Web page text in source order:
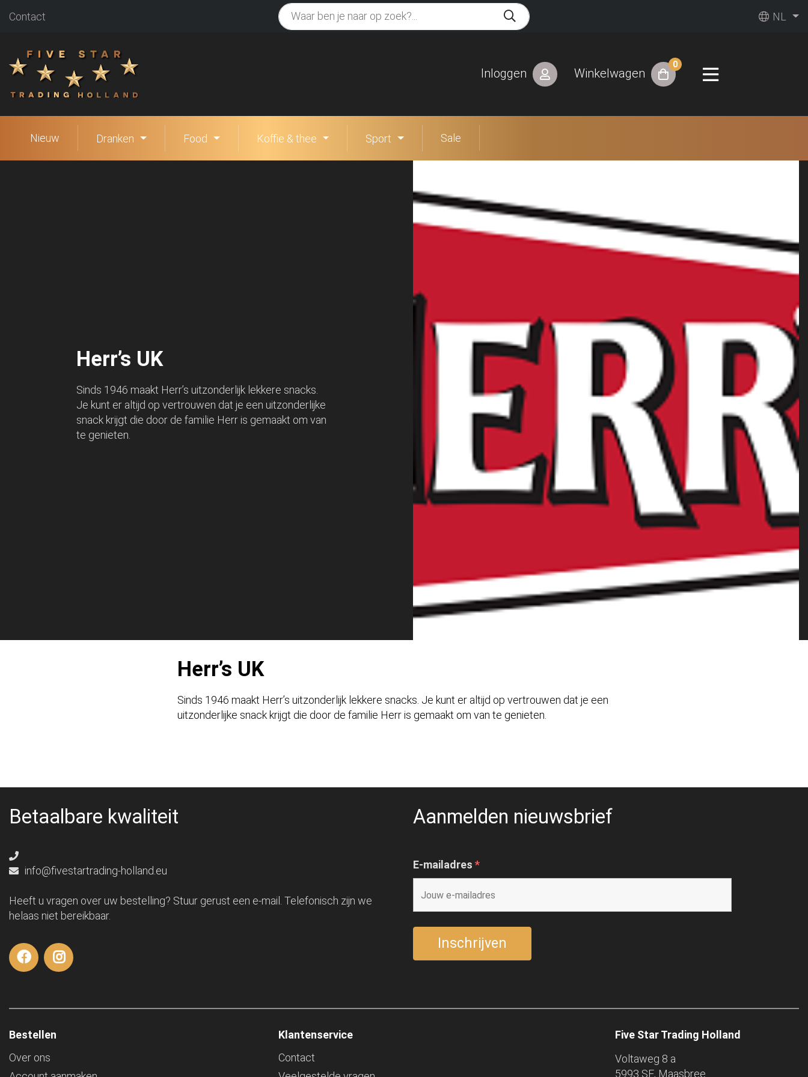
Contact NL
Inloggen Winkelwagen
0
Nieuw Dranken Food Koffie & thee Sport Sale
Herr’s UK
Sinds 1946 maakt Herr’s uitzonderlijk lekkere snacks.
Je kunt er altijd op vertrouwen dat je een uitzonderlijke
snack krijgt die door de familie Herr is gemaakt om van
te genieten.
Herr’s UK
Sinds 1946 maakt Herr’s uitzonderlijk lekkere snacks. Je kunt er altijd op vertrouwen dat je een
uitzonderlijke snack krijgt die door de familie Herr is gemaakt om van te genieten.
Betaalbare kwaliteit
info@fivestartrading-holland.eu
Heeft u vragen over uw bestelling? Stuur gerust een e-mail. Telefonisch zijn we
helaas niet bereikbaar.
Aanmelden nieuwsbrief
E-mailadres *
Bestellen
Over ons
Klantenservice
Contact
Five Star Trading Holland
Voltaweg 8 a
5993 SE, Maasbree